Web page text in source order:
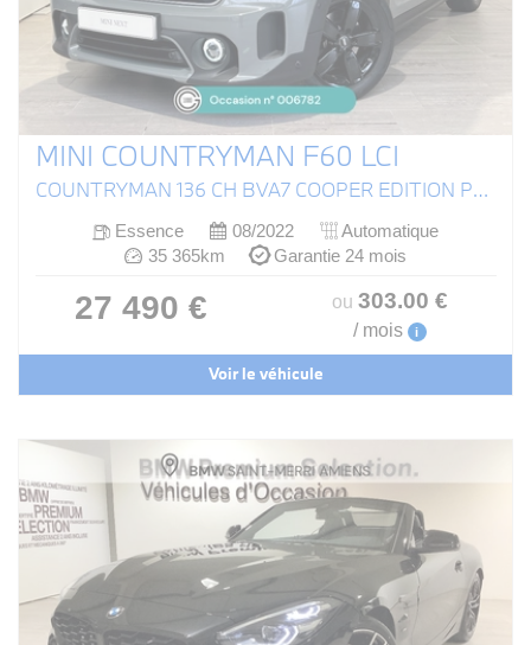
MINI COUNTRYMAN F60 LCI
COUNTRYMAN 136 CH BVA7 COOPER EDITION PREMIUM PLUS
Essence 08/2022
Automatique
35 365km
Garantie 24 mois
27 490 € ou 303.00 €
/ mois i
Voir le véhicule